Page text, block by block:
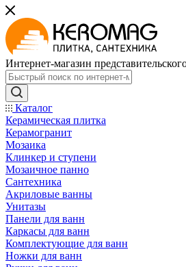
Интернет-магазин
Каталог
Керамическая плитка
Керамогранит
Мозаика
Клинкер и ступени
Мозаичное панно
Сантехника
Акриловые ванны
Унитазы
Панели для ванн
Каркасы для ванн
Комплектующие для ванн
Ножки для ванн